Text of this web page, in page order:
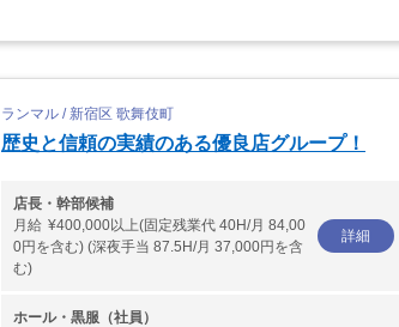
ランマル / 新宿区 歌舞伎町
歴史と信頼の実績のある優良店グループ！
店長・幹部候補
月給 ¥400,000以上(固定残業代 40H/月 84,00
0円を含む) (深夜手当 87.5H/月 37,000円を含
む)
詳細
ホール・黒服（社員）